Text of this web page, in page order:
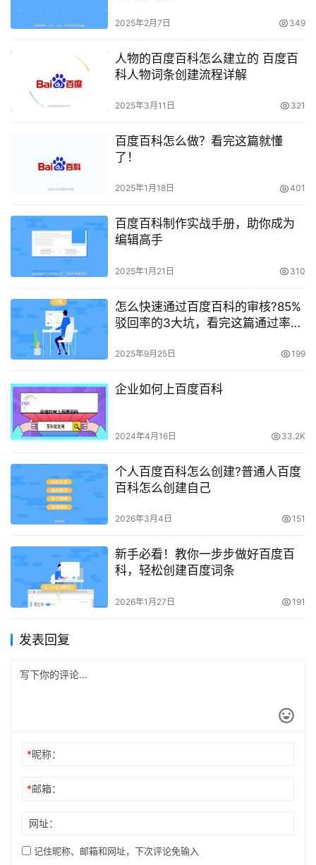
2025年2月7日 349
人物的百度百科怎么建立的 百度百
科人物词条创建流程详解
2025年3月11日 321
百度百科怎么做？看完这篇就懂
了！
2025年1月18日 401
百度百科制作实战手册，助你成为
编辑高手
2025年1月21日 310
怎么快速通过百度百科的审核?85%
驳回率的3大坑，看完这篇通过率提
2025年9月25日 199
企业如何上百度百科
2024年4月16日 33.2K
个人百度百科怎么创建?普通人百度
百科怎么创建自己
2026年3月4日 151
新手必看！教你一步步做好百度百
科，轻松创建百度词条
2026年1月27日 191
发表回复
*昵称：
*邮箱：
网址：
记住昵称、邮箱和网址，下次评论免输入